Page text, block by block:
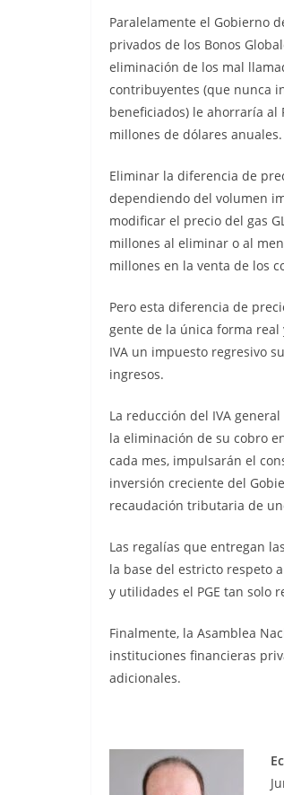
Paralelamente el Gobierno
privados de los Bonos
eliminación de los mal
contribuyentes (que nunca
beneficiados) le ahorraría al
millones de dólares anuales.
Eliminar la diferencia de
dependiendo del volumen
modificar el precio del gas
millones al eliminar o al
millones en la venta de los
Pero esta diferencia de
gente de la única forma real
IVA un impuesto regresivo
ingresos.
La reducción del IVA
la eliminación de su cobro
cada mes, impulsarán el
inversión creciente del
recaudación tributaria de
Las regalías que entregan
la base del estricto respeto
y utilidades el PGE tan solo
Finalmente, la Asamblea
instituciones financieras
adicionales.